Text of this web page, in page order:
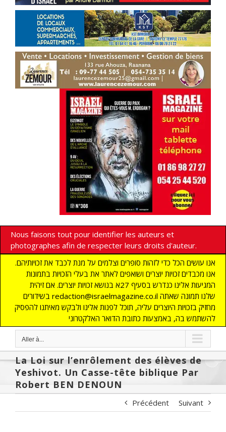
Nous faisons tout pour identifier les auteurs et
photographes afin de respecter leurs droits d'auteur.
אנו עושים הכל כדי לזהות סופרים וצלמים על מנת לכבד את זכויותיהם.
אנו מכבדים זכויות יוצרים ושואפים לאתר את בעלי הזכויות בתמונות
המגיעות אלינו כנדרש בסעיף 27א בנושא זכויות יוצרים. אם זיהית
בשידורים redaction@israelmagazine.co.il שלנו תמונה שאתה
מחזיק בזכויות היוצרים עליה, תוכל לפנות אלינו ולבקש מאיתנו להפסיק
להשתמש בה, באמצעות כתובת הדואר האלקטרוני
Aller à...
La Loi sur l’enrôlement des élèves de
Yeshivot. Un Casse-tête biblique Par
Robert BEN DENOUN
Précédent Suivant